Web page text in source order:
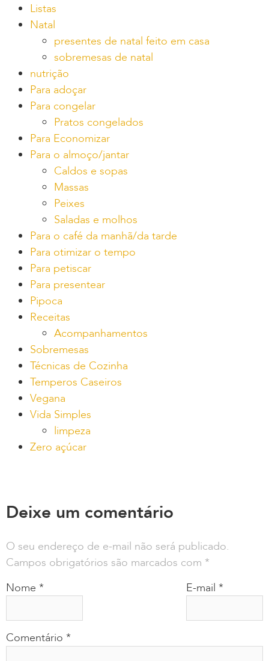
Listas
Natal
presentes de natal feito em casa
sobremesas de natal
nutrição
Para adoçar
Para congelar
Pratos congelados
Para Economizar
Para o almoço/jantar
Caldos e sopas
Massas
Peixes
Saladas e molhos
Para o café da manhã/da tarde
Para otimizar o tempo
Para petiscar
Para presentear
Pipoca
Receitas
Acompanhamentos
Sobremesas
Técnicas de Cozinha
Temperos Caseiros
Vegana
Vida Simples
limpeza
Zero açúcar
Deixe um comentário
O seu endereço de e-mail não será publicado.
Campos obrigatórios são marcados com *
Comentário *
Nome * E-mail *